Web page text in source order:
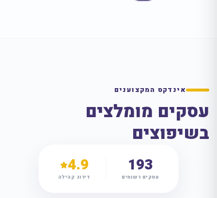
אינדקס המקצוענים
עסקים מומלצים
בשיפוצים
193
עסקים רשומים
4.9
דירוג קהילה